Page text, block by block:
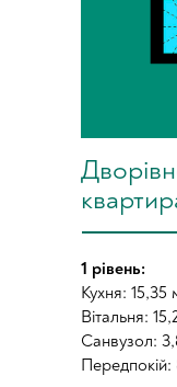
1 рівень:
Кухня: 15,35
Вітальня:
Санвузол: